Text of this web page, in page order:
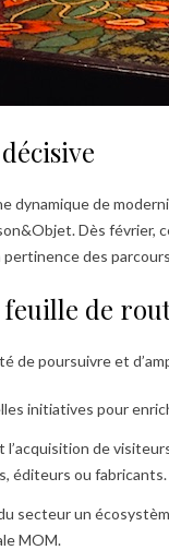
dynamique de
Dès février,
pertinence des
de
de poursuivre et
initiatives pour
de
éditeurs ou fabricants.
secteur un
MOM.